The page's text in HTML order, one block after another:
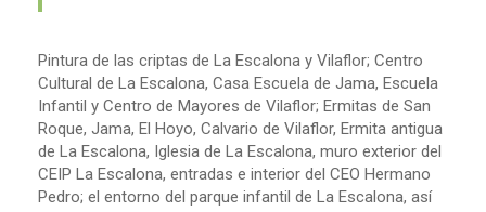
Pintura de las criptas de La Escalona y Vilaflor; Centro
Cultural de La Escalona, Casa Escuela de Jama, Escuela
Infantil y Centro de Mayores de Vilaflor; Ermitas de San
Roque, Jama, El Hoyo, Calvario de Vilaflor, Ermita antigua
de La Escalona, Iglesia de La Escalona, muro exterior del
CEIP La Escalona, entradas e interior del CEO Hermano
Pedro; el entorno del parque infantil de La Escalona, así